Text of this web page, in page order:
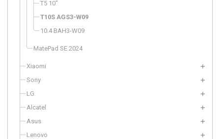
T5 10"
T10S AGS3-W09
10.4 BAH3-W09
MatePad SE 2024
Xiaomi
Sony
LG
Alcatel
Asus
Lenovo